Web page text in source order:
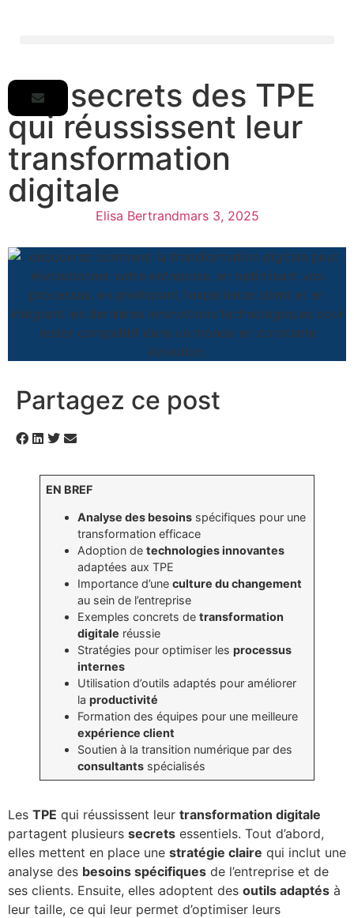
Les secrets des TPE
qui réussissent leur
transformation
digitale
Elisa Bertrandmars 3, 2025
Partagez ce post
EN BREF
Analyse des besoins spécifiques pour une
transformation efficace
Adoption detechnologies innovantes
adaptées aux TPE
Importance d’uneculture du changement
au sein de l’entreprise
Exemples concrets detransformation
digitale réussie
Stratégies pour optimiser lesprocessus
internes
Utilisation d’outils adaptés pour améliorer
laproductivité
Formation des équipes pour une meilleure
expérience client
Soutien à la transition numérique par des
consultants spécialisés
Les TPE qui réussissent leur transformation digitale
partagent plusieurs secrets essentiels. Tout d’abord,
elles mettent en place une stratégie claire qui inclut une
analyse des besoins spécifiques de l’entreprise et de
ses clients. Ensuite, elles adoptent des outils adaptés à
leur taille, ce qui leur permet d’optimiser leurs